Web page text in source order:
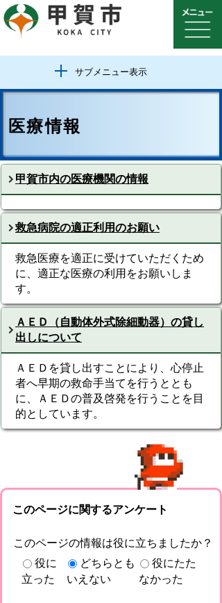
サブメニュー表示
医療情報
甲賀市内の医療機関の情報
救急病院の適正利用のお願い
救急医療を適正に受けていただくため
に、適正な医療の利用をお願いしま
す。
ＡＥＤ（自動体外式除細動器）の貸し
出しについて
ＡＥＤを貸し出すことにより、心停止
者へ早期の救命手当てを行うととも
に、ＡＥＤの普及啓発を行うことを目
的としています。
このページに関するアンケート
このページの情報は役に立ちましたか？
役に
立った
どちらとも
いえない
役にたた
なかった